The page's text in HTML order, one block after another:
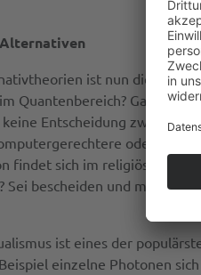
ist nun die
Quantenbereich? Ganz
Entscheidung
oder auch
findet sich im religiösen
Sei bescheiden und mach
ist eines der
einzelne Photonen